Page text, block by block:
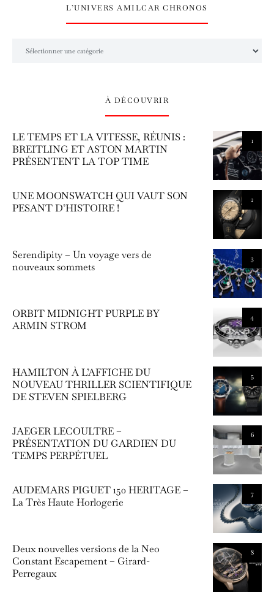
L’UNIVERS AMILCAR CHRONOS
À DÉCOUVRIR
1
LE TEMPS ET LA VITESSE, RÉUNIS :
BREITLING ET ASTON MARTIN
PRÉSENTENT LA TOP TIME
2
UNE MOONSWATCH QUI VAUT SON
PESANT D’HISTOIRE !
3
Serendipity – Un voyage vers de
nouveaux sommets
4
ORBIT MIDNIGHT PURPLE BY
ARMIN STROM
5
HAMILTON À L’AFFICHE DU
NOUVEAU THRILLER SCIENTIFIQUE
DE STEVEN SPIELBERG
6
JAEGER LECOULTRE –
PRÉSENTATION DU GARDIEN DU
TEMPS PERPÉTUEL
7
AUDEMARS PIGUET 150 HERITAGE –
La Très Haute Horlogerie
8
Deux nouvelles versions de la Neo
Constant Escapement – Girard-
Perregaux